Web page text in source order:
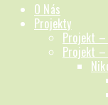
O Nás
Projekty
Projekt –
Projekt –